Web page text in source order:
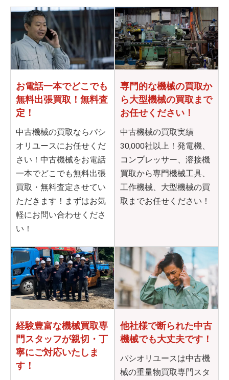
お電話一本でどこでも
無料出張買取！無料査
定！
中古機械の買取ならパシ
オリユースにお任せくだ
さい！中古機械をお電話
一本でどこでも無料出張
買取・無料査定させてい
ただきます！まずはお気
軽にお問い合わせくださ
い！
専門的な機械の買取か
ら大型機械の買取まで
お任せください！
中古機械の買取実績
30,000社以上！発電機、
コンプレッサー、溶接機
買取から専門機械工具、
工作機械、大型機械の買
取までお任せください！
経験豊富な機械買取専
門 スタッフが親切・丁
寧にご対応いたしま
す！
他社様で断られた中古
機械でも大丈夫です！
パシオリユースは中古機
械の重量物買取専門スタ